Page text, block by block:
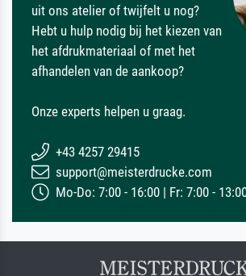
uit ons atelier of twijfelt u nog?
Hebt u hulp nodig bij het kiezen van
het afdrukmateriaal of met het
afhandelen van de aankoop?
Onze experts helpen u graag.
+43 4257 29415
support@meisterdrucke.com
Mo-Do: 7:00 - 16:00 | Fr: 7:00 -